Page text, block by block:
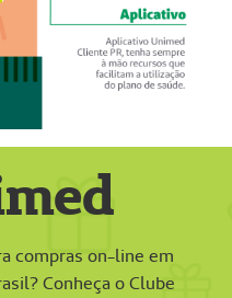
compras on-line em
Conheça o Clube